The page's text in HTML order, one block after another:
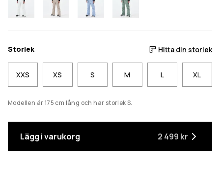
Storlek Hitta din storlek
XXS XS S M L XL
Modellen är 175 cm lång och har storlek S.
Lägg i varukorg 2 499 kr